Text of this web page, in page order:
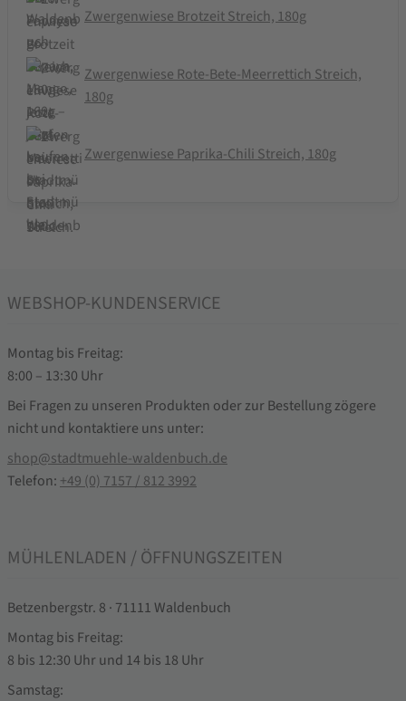
Zwergenwiese Brotzeit Streich, 180g
Zwergenwiese Rote-Bete-Meerrettich Streich,
180g
Zwergenwiese Paprika-Chili Streich, 180g
WEBSHOP-KUNDENSERVICE
Montag bis Freitag:
8:00 – 13:30 Uhr
Bei Fragen zu unseren Produkten oder zur Bestellung zögere
nicht und kontaktiere uns unter:
shop@stadtmuehle-waldenbuch.de
Telefon: +49 (0) 7157 / 812 3992
MÜHLENLADEN / ÖFFNUNGSZEITEN
Betzenbergstr. 8 · 71111 Waldenbuch
Montag bis Freitag:
8 bis 12:30 Uhr und 14 bis 18 Uhr
Samstag: